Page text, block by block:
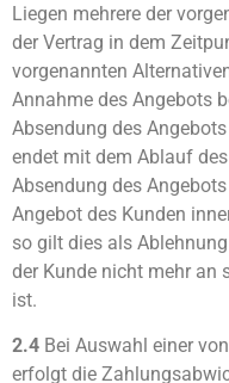
Liegen mehrere der
der Vertrag in dem
vorgenannten
Annahme des Angebots
Absendung des
endet mit dem Ablauf
Absendung des
Angebot des Kunden
so gilt dies als
der Kunde nicht mehr an
ist.
2.4 Bei Auswahl einer
erfolgt die